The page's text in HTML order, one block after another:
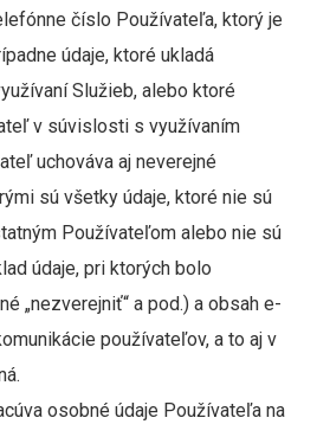
číslo Používateľa, ktorý je
údaje, ktoré ukladá
Služieb, alebo ktoré
v súvislosti s využívaním
uchováva aj neverejné
sú všetky údaje, ktoré nie sú
Používateľom alebo nie sú
údaje, pri ktorých bolo
„nezverejniť“ a pod.) a obsah e-
používateľov, a to aj v
osobné údaje Používateľa na